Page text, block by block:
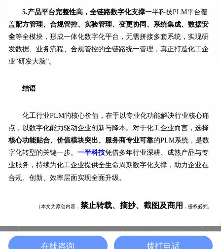
5.产品平台完整性高，全链路数字化支撑一半科技PLM平台覆
盖配方管理、合规管控、实验管理、变更协同、系统集成、数据安
全等全模块，形成一体化数字化平台，无需拼接多套系统，实现研
发数据、业务流程、合规管控的全链路统一管理，真正打造化工企
业“研发大脑”。
结语
化工行业PLM的核心价值，在于以专业化功能解决行业核心痛
点，以数字化能力驱动企业创新与降本。对于化工企业而言，选择
核心功能贴合、价值模块突出、服务商专业可靠的PLM系统，是数
字化转型的关键一步。 一半科技凭借多年行业深耕、成熟产品与专
业服务，持续为化工企业提供全生命周期数字化支撑，助力企业在
合规、创新、效率层面实现全面升级 。
（本文为原创内容， 禁止转载、摘抄、截图及商用 ，侵权必究。
苏ICP备19037339号-10 | 版权所有：一半科技（江苏）有限公司 友情链
在线咨询 拨打电话